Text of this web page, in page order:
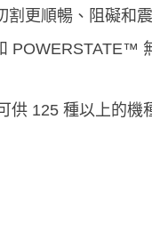
更順暢、阻礙和
POWERSTATE™
125 種以上的機